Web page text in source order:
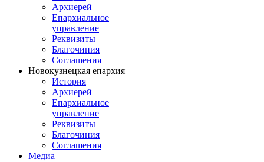
Архиерей
Епархиальное
управление
Реквизиты
Благочиния
Соглашения
Новокузнецкая епархия
История
Архиерей
Епархиальное
управление
Реквизиты
Благочиния
Соглашения
Медиа